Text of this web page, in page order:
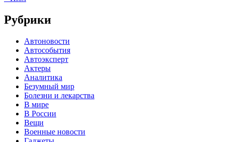
Рубрики
Автоновости
Автособытия
Автоэксперт
Актеры
Аналитика
Безумный мир
Болезни и лекарства
В мире
В России
Вещи
Военные новости